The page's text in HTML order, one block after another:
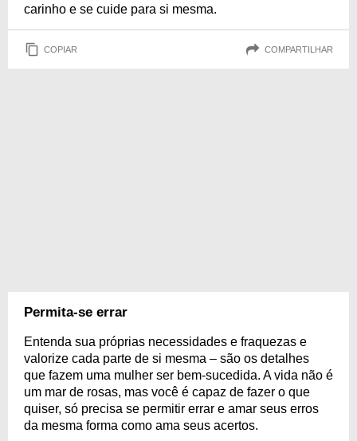
carinho e se cuide para si mesma.
COPIAR COMPARTILHAR
Permita-se errar
Entenda sua próprias necessidades e fraquezas e
valorize cada parte de si mesma – são os detalhes
que fazem uma mulher ser bem-sucedida. A vida não é
um mar de rosas, mas você é capaz de fazer o que
quiser, só precisa se permitir errar e amar seus erros
da mesma forma como ama seus acertos.